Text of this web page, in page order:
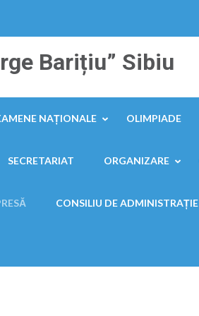
Barițiu” Sibiu
NAȚIONALE OLIMPIADE
SECRETARIAT ORGANIZARE
CONSILIU DE ADMINISTRAȚIE